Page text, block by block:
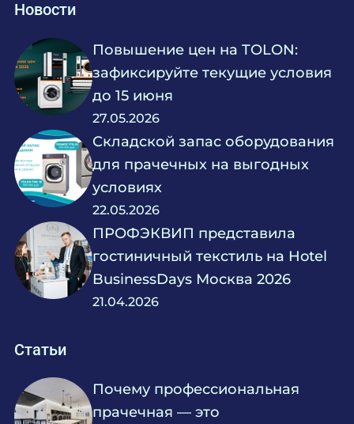
Новости
Повышение цен на TOLON:
зафиксируйте текущие условия
до 15 июня
27.05.2026
Складской запас оборудования
для прачечных на выгодных
условиях
22.05.2026
ПРОФЭКВИП представила
гостиничный текстиль на Hotel
BusinessDays Москва 2026
21.04.2026
Статьи
Почему профессиональная
прачечная — это